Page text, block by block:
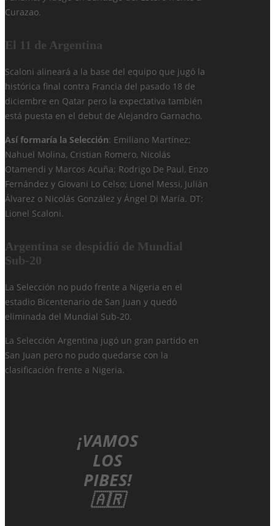
Curazao.
El 11 de Argentina
Scaloni alineará a la base del equipo que jugó la
histórica final contra Francia del pasado 18 de
diciembre en Qatar pero la expectativa también
está puesta en el debut de Alejandro Garnacho.
Así formaría la Selección: Emiliano Martínez;
Nahuel Molina, Cristian Romero, Nicolás
Otamendi y Marcos Acuña; Rodrigo De Paul, Enzo
Fernández y Giovani Lo Celso; Lionel Messi, Julián
Álvarez o Nicolás González y Ángel Di María. DT:
Lionel Scaloni.
Argentina se despidió de Mundial
Sub-20
La Selección no pudo frente a Nigeria en el
estadio Bicentenario de San Juan y quedó
eliminada del Mundial Sub-20.
La Selección Argentina jugó un gran partido en
San Juan pero no pudo quedarse con la
clasificación frente a Nigeria.
¡VAMOS
LOS
PIBES!
🇦🇷